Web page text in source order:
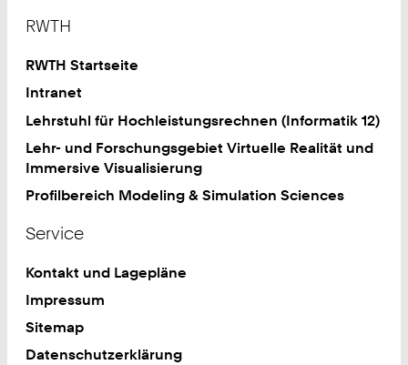
RWTH
RWTH Startseite
Intranet
Lehrstuhl für Hochleistungsrechnen (Informatik 12)
Lehr- und Forschungsgebiet Virtuelle Realität und
Immersive Visualisierung
Profilbereich Modeling & Simulation Sciences
Service
Kontakt und Lagepläne
Impressum
Sitemap
Datenschutzerklärung